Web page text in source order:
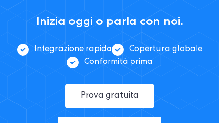
Inizia oggi o parla con noi.
Integrazione rapida
Copertura globale
Conformità prima
Prova gratuita